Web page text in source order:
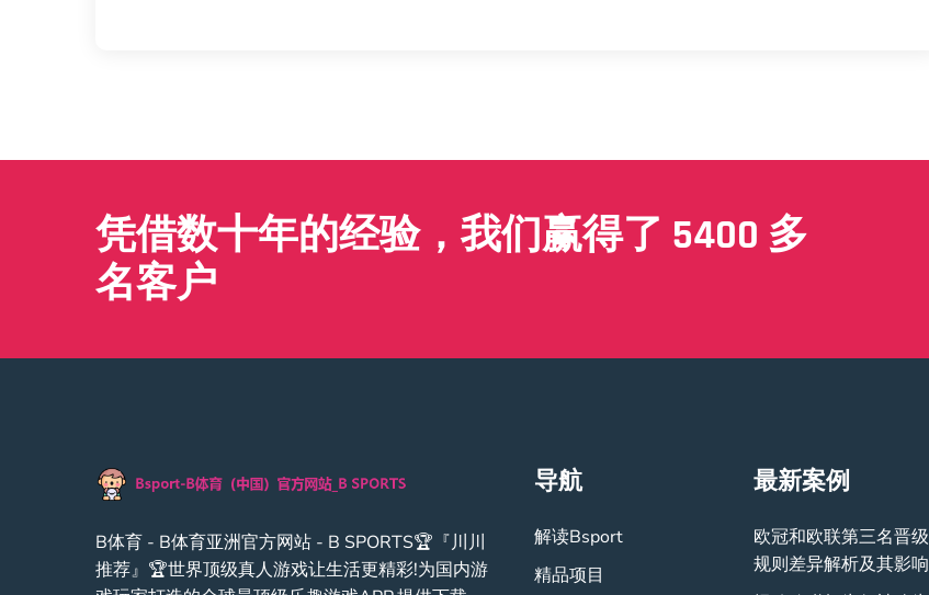
凭借数十年的经验，我们赢得了 5400 多
名客户
B体育 - B体育亚洲官方网站 - B SPORTS🏆『川川
推荐』🏆世界顶级真人游戏让生活更精彩!为国内游
导航
解读Bsport
精品项目
最新案例
欧冠和欧联第三名晋级
规则差异解析及其影响